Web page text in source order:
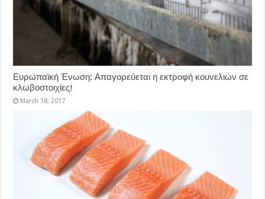
Ευρωπαϊκή Ένωση: Απαγορεύεται η εκτροφή κουνελιών σε
κλωβοστοιχίες!
March 18, 2017